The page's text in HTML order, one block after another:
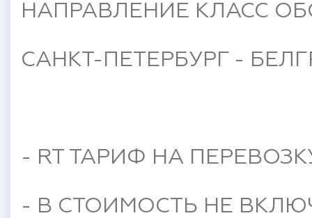
НАПРАВЛЕНИЕ КЛАСС
САНКТ-ПЕТЕРБУРГ -
- RT ТАРИФ НА
- В СТОИМОСТЬ НЕ